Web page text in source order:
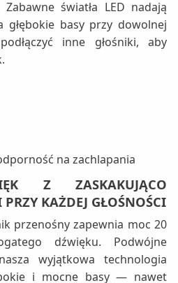
światła LED nadają
głębokie basy przy dowolnej
inne głośniki, aby
na zachlapania
Z ZASKAKUJĄCO
KAŻDEJ GŁOŚNOŚCI
przenośny zapewnia moc 20
dźwięku. Podwójne
wyjątkowa technologia
i mocne basy — nawet